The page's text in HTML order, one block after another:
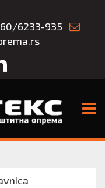
6233-935
LinkedIn